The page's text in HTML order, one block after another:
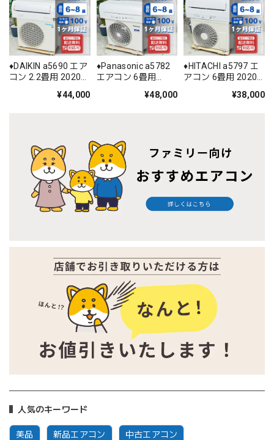
人気のキーワード
美品 新品エアコン 中古エアコン
♦️DAIKIN a5690 エア
コン 2.2畳用 2020年
¥44,000
♦️Panasonic a5782
エアコン 6畳用
¥48,000
♦️HITACHI a5797 エ
アコン 6畳用 2020
¥38,000